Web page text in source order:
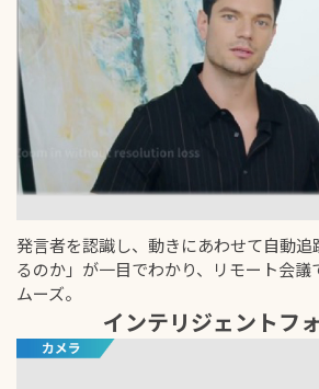
発言者を認識し、動きにあわせて自動追
るのか」が一目でわかり、リモート会議
ムーズ。
インテリジェントフ